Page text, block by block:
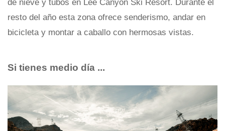
de nieve y tubos en Lee Canyon Ski Resort. Durante el
resto del año esta zona ofrece senderismo, andar en
bicicleta y montar a caballo con hermosas vistas.
Si tienes medio día ...